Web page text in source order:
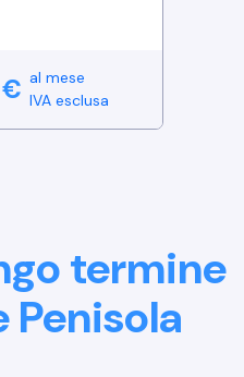
€ al mese
IVA esclusa
termine
Penisola